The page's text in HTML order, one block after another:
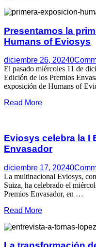
Presentamos la
Humans of Eviosys
diciembre 26, 20240
El pasado miércoles 11 de
Edición de los Premios
exposición de Humans of
Read More
Eviosys celebra la I
Envasador
diciembre 17, 20240
La multinacional Eviosys,
Suiza, ha celebrado el
Premios Envasador, en …
Read More